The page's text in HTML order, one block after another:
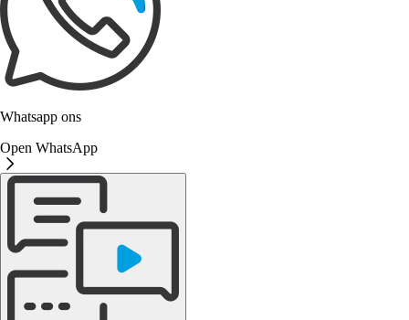
Whatsapp ons
Open WhatsApp